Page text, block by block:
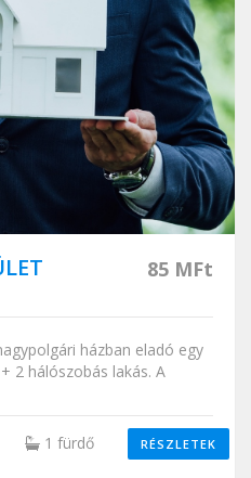
85 MFt
házban eladó egy
2 hálószobás lakás. A
1 fürdő RÉSZLETEK